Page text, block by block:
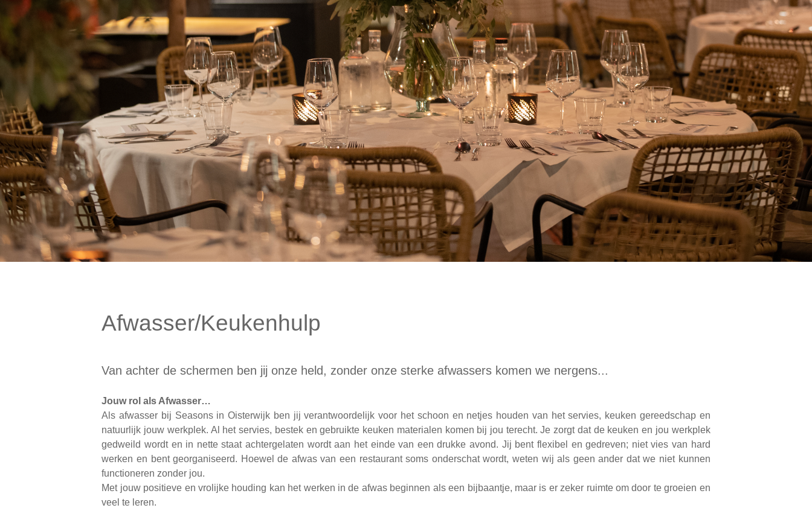
Afwasser/Keukenhulp
Van achter de schermen ben jij onze held, zonder onze sterke afwassers komen we nergens...
Jouw rol als Afwasser…
Als afwasser bij Seasons in Oisterwijk ben jij verantwoordelijk voor het schoon en netjes houden van het servies, keuken gereedschap en
natuurlijk jouw werkplek. Al het servies, bestek en gebruikte keuken materialen komen bij jou terecht. Je zorgt dat de keuken en jou werkplek
gedweild wordt en in nette staat achtergelaten wordt aan het einde van een drukke avond. Jij bent flexibel en gedreven; niet vies van hard
werken en bent georganiseerd. Hoewel de afwas van een restaurant soms onderschat wordt, weten wij als geen ander dat we niet kunnen
functioneren zonder jou.
Met jouw positieve en vrolijke houding kan het werken in de afwas beginnen als een bijbaantje, maar is er zeker ruimte om door te groeien en
veel te leren.